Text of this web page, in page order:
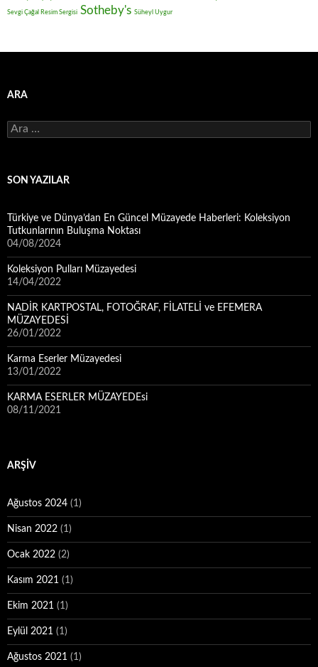
Sevgi Çağal Resim Sergisi Sotheby's Süheyl Uygur
ARA
Arama:
SON YAZILAR
Türkiye ve Dünya’dan En Güncel Müzayede Haberleri: Koleksiyon
Tutkunlarının Buluşma Noktası
04/08/2024
Koleksiyon Pulları Müzayedesi
14/04/2022
NADİR KARTPOSTAL, FOTOĞRAF, FİLATELİ ve EFEMERA
MÜZAYEDESİ
26/01/2022
Karma Eserler Müzayedesi
13/01/2022
KARMA ESERLER MÜZAYEDEsi
08/11/2021
ARŞIV
Ağustos 2024 (1)
Nisan 2022 (1)
Ocak 2022 (2)
Kasım 2021 (1)
Ekim 2021 (1)
Eylül 2021 (1)
Ağustos 2021 (1)